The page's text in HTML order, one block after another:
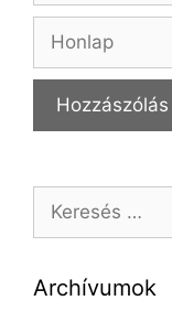
Honlap
Keresés:
Archívumok